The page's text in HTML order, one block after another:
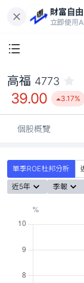
財富自由
立即使用
高福 4773
39.00 3.17%
個股概覽
單季ROE杜邦分析
近5年
季報